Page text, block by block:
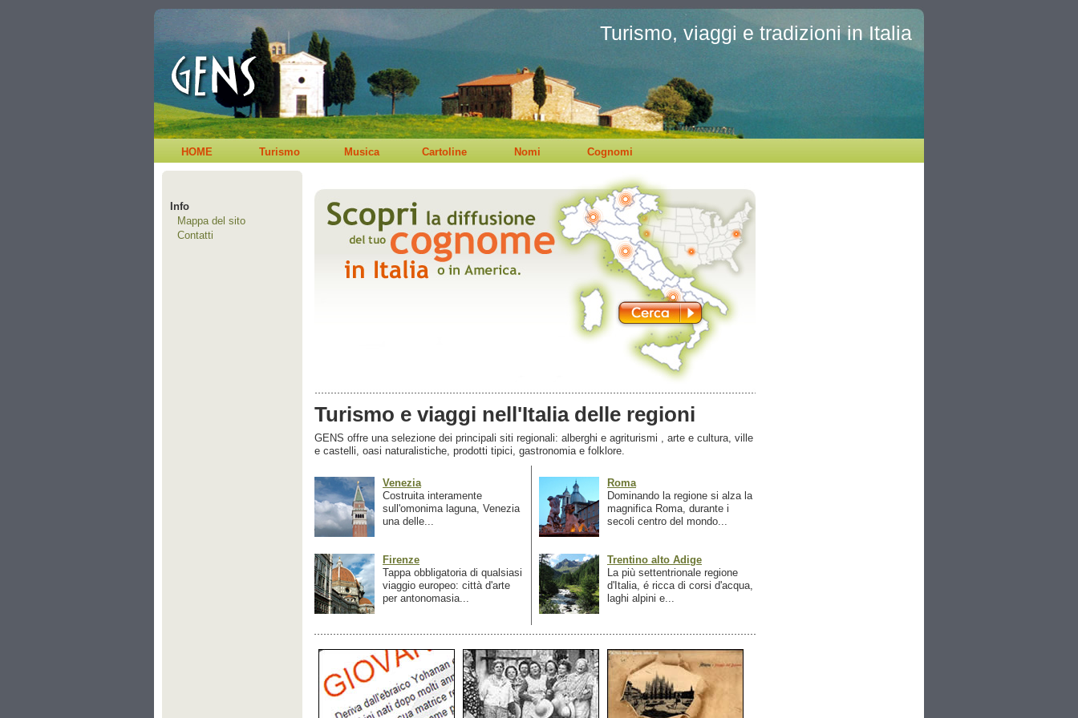
Turismo, viaggi e tradizioni in Italia
HOME Turismo Musica Cartoline Nomi Cognomi
Info
Mappa del sito
Contatti
Turismo e viaggi nell'Italia delle regioni
GENS offre una selezione dei principali siti regionali: alberghi e agriturismi , arte e cultura, ville
e castelli, oasi naturalistiche, prodotti tipici, gastronomia e folklore.
Venezia
Costruita interamente
sull'omonima laguna, Venezia
una delle...
Firenze
Tappa obbligatoria di qualsiasi
viaggio europeo: città d'arte
per antonomasia...
Roma
Dominando la regione si alza la
magnifica Roma, durante i
secoli centro del mondo...
Trentino alto Adige
La più settentrionale regione
d'Italia, é ricca di corsi d'acqua,
laghi alpini e...